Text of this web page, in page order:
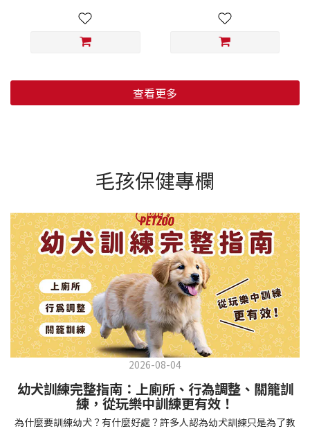
查看更多
毛孩保健專欄
2026-08-04
幼犬訓練完整指南：上廁所、行為調整、關籠訓
練，從玩樂中訓練更有效！
為什麼要訓練幼犬？有什麼好處？許多人認為幼犬訓練只是為了教